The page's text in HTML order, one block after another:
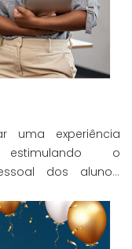
uma experiência
estimulando o
dos alunos,
inovadores e